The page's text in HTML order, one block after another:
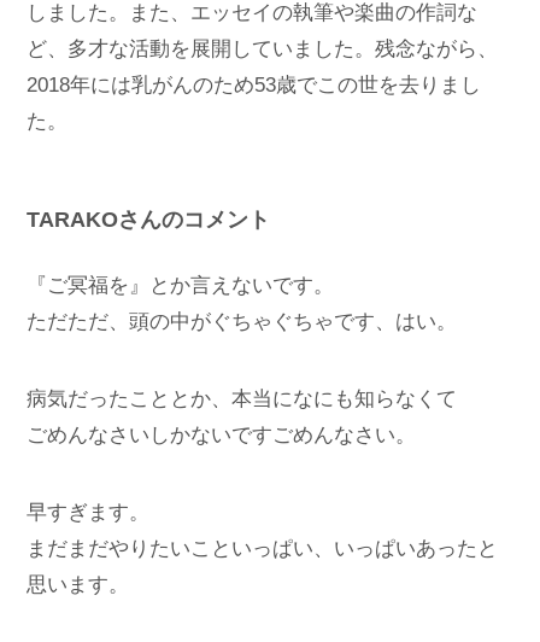
しました。また、エッセイの執筆や楽曲の作詞な
ど、多才な活動を展開していました。残念ながら、
2018年には乳がんのため53歳でこの世を去りまし
た。
TARAKOさんのコメント
『ご冥福を』とか言えないです。
ただただ、頭の中がぐちゃぐちゃです、はい。
病気だったこととか、本当になにも知らなくて
ごめんなさいしかないですごめんなさい。
早すぎます。
まだまだやりたいこといっぱい、いっぱいあったと
思います。